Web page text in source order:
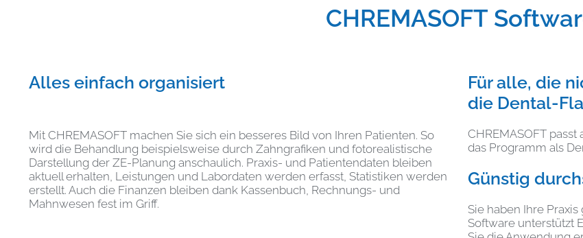
CHREMASOFT
Alles einfach organisiert
Mit CHREMASOFT machen Sie sich ein besseres Bild von Ihren Patienten. So
wird die Behandlung beispielsweise durch Zahngrafiken und fotorealistische
Darstellung der ZE-Planung anschaulich. Praxis- und Patientendaten bleiben
aktuell erhalten, Leistungen und Labordaten werden erfasst, Statistiken werden
erstellt. Auch die Finanzen bleiben dank Kassenbuch, Rechnungs- und
Mahnwesen fest im Griff.
Für alle, die
die Dental-
CHREMASOFT
das Programm als
Günstig
Sie haben Ihre
Software unterstützt